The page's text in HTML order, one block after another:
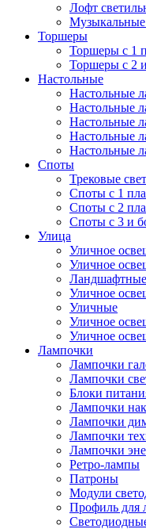
Лофт
Музыкальные
Торшеры
Торшеры с 1
Торшеры с 2
Настольные
Настольные
Настольные
Настольные
Настольные
Настольные
Споты
Трековые
Споты с 1
Споты с 2
Споты с 3 и
Улица
Уличное
Уличное
Ландшафтные
Уличное
Уличные
Уличное
Уличное
Лампочки
Лампочки
Лампочки
Блоки
Лампочки
Лампочки
Лампочки
Лампочки
Ретро-лампы
Патроны
Модули
Профиль для